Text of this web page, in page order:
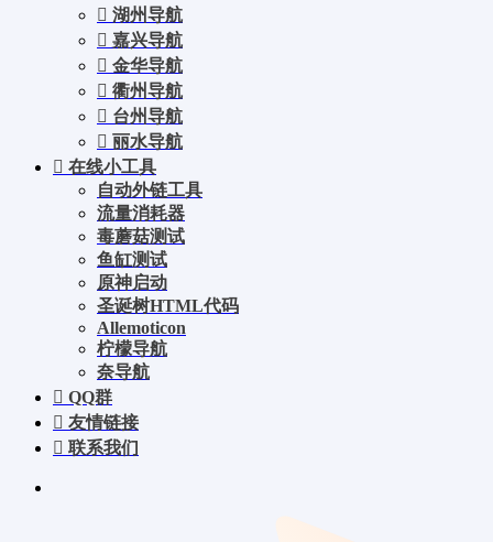
湖州导航
嘉兴导航
金华导航
衢州导航
台州导航
丽水导航
在线小工具
自动外链工具
流量消耗器
毒蘑菇测试
鱼缸测试
原神启动
圣诞树HTML代码
Allemoticon
柠檬导航
奈导航
QQ群
友情链接
联系我们